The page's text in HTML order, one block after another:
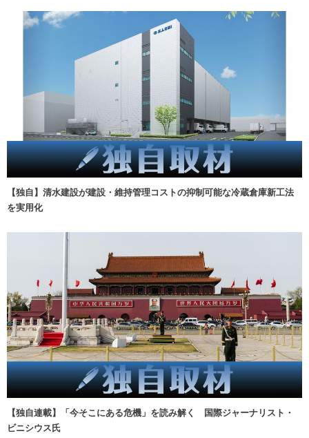
【独自】清水建設が建設・維持管理コストの抑制可能な冷蔵倉庫新工法
を実用化
【独自連載】「今そこにある危機」を読み解く 国際ジャーナリスト・
ビニシウス氏